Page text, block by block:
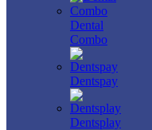
Dental
Combo
Dentspay
Dentsplay